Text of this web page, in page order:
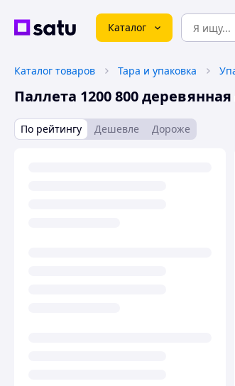
Каталог
Каталог товаров Тара и упаковка
Паллета 1200 800 деревянная
По рейтингу Дешевле Дороже